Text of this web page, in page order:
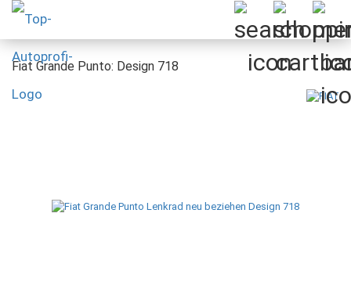
Fiat Grande Punto: Design 718